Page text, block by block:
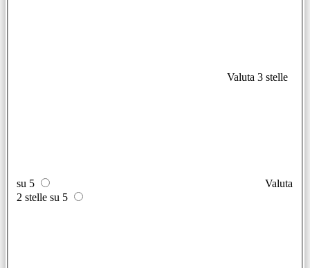
Valuta 3 stelle
su 5
Valuta
2 stelle su 5